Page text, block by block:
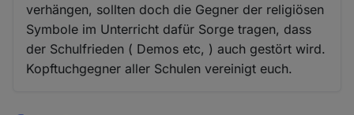
verhängen, sollten doch die Gegner der religiösen
Symbole im Unterricht dafür Sorge tragen, dass
der Schulfrieden ( Demos etc, ) auch gestört wird.
Kopftuchgegner aller Schulen vereinigt euch.